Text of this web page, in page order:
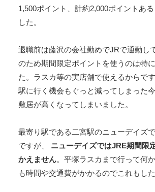
1,500ポイント、計約2,000ポイントあ
した。
退職前は藤沢の会社勤めでJRで通勤し
のため期間限定ポイントを使うのは特
た。ラスカ等の実店舗で使えるからで
駅に行く機会もぐっと減ってしまった
敷居が高くなってしまいました。
最寄り駅である二宮駅のニューデイズ
ですが、 ニューデイズではJRE期間限
かえません。平塚ラスカまで行って何
も時間や交通費がかかるのでこれもした